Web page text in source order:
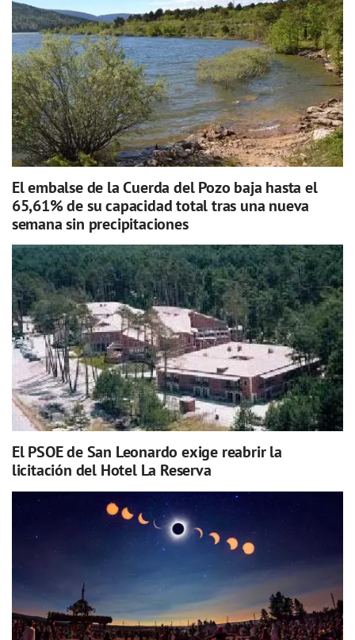
El embalse de la Cuerda del Pozo baja hasta el
65,61% de su capacidad total tras una nueva
semana sin precipitaciones
El PSOE de San Leonardo exige reabrir la
licitación del Hotel La Reserva